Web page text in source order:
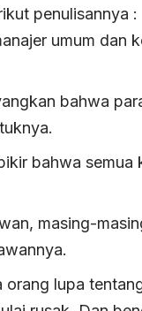
penulisannya :
umum dan
bahwa
bahwa
masing-
orang lupa